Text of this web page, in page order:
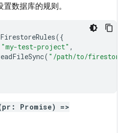
数据库的规则。
({
"my-test-project" ,
( "/path/to/
Promise) =>